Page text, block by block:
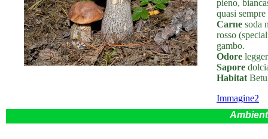
pieno,
quasi
Carne soda
rosso
gambo.
Odore
Sapore
Habitat
Immagine2